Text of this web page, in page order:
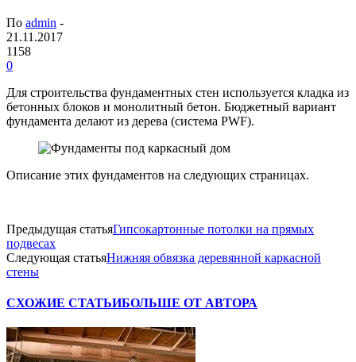
По admin -
21.11.2017
1158
0
Для строительства фундаментных стен используется кладка из
бетонных блоков и монолитный бетон. Бюджетный вариант
фундамента делают из дерева (система PWF).
Описание этих фундаментов на следующих страницах.
Предыдущая статьяГипсокартонные потолки на прямых
подвесах
Следующая статьяНижняя обвязка деревянной каркасной
стены
СХОЖИЕ СТАТЬИБОЛЬШЕ ОТ АВТОРА